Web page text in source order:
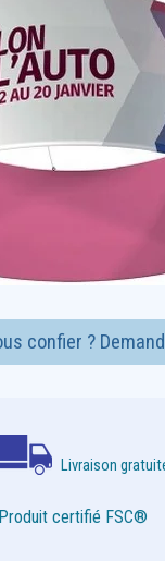
confier ?
Livraison
Produit certifié FSC®